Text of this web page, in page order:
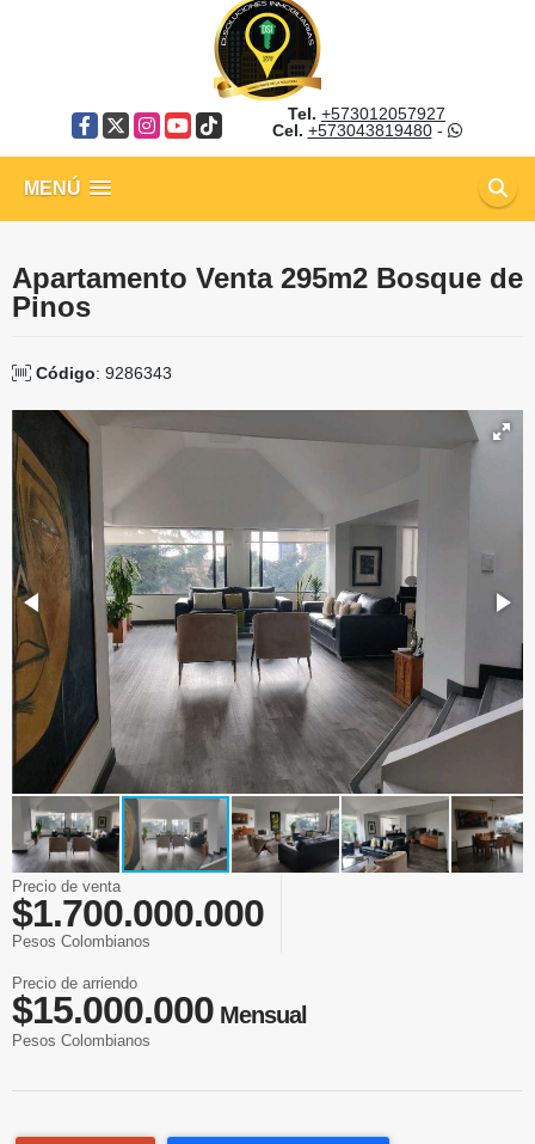
Facebook
X Instagram
YouTube
TikTok
Tel. +573012057927
Cel. +573043819480-
MENÚ
Apartamento Venta 295m2 Bosque de
Pinos
Código: 9286343
Precio de venta
$1.700.000.000
Pesos Colombianos
Precio de arriendo
$15.000.000 Mensual
Pesos Colombianos